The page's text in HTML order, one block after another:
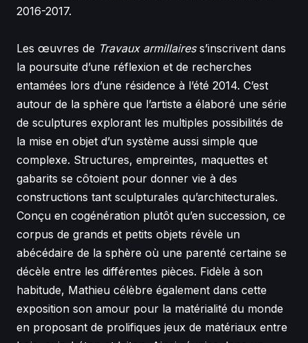
2016-2017.
Les œuvres de Travaux armillaires s’inscrivent dans
la poursuite d’une réflexion et de recherches
entamées lors d’une résidence à l’été 2014. C’est
autour de la sphère que l’artiste a élaboré une série
de sculptures explorant les multiples possibilités de
la mise en objet d’un système aussi simple que
complexe. Structures, empreintes, maquettes et
gabarits se côtoient pour donner vie à des
constructions tant sculpturales qu’architecturales.
Conçu en cogénération plutôt qu’en succession, ce
corpus de grands et petits objets révèle un
abécédaire de la sphère où une parenté certaine se
décèle entre les différentes pièces. Fidèle à son
habitude, Mathieu célèbre également dans cette
exposition son amour pour la matérialité du monde
en proposant de prolifiques jeux de matériaux entre